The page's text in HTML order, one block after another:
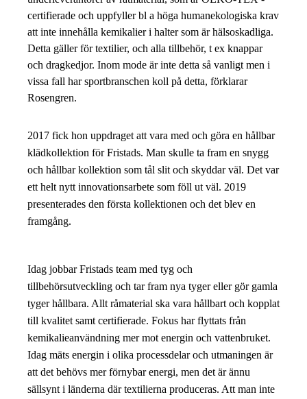
certifierade och uppfyller bl a höga humanekologiska krav
att inte innehålla kemikalier i halter som är hälsoskadliga.
Detta gäller för textilier, och alla tillbehör, t ex knappar
och dragkedjor. Inom mode är inte detta så vanligt men i
vissa fall har sportbranschen koll på detta, förklarar
Rosengren.
2017 fick hon uppdraget att vara med och göra en hållbar
klädkollektion för Fristads. Man skulle ta fram en snygg
och hållbar kollektion som tål slit och skyddar väl. Det var
ett helt nytt innovationsarbete som föll ut väl. 2019
presenterades den första kollektionen och det blev en
framgång.
Idag jobbar Fristads team med tyg och
tillbehörsutveckling och tar fram nya tyger eller gör gamla
tyger hållbara. Allt råmaterial ska vara hållbart och kopplat
till kvalitet samt certifierade. Fokus har flyttats från
kemikalieanvändning mer mot energin och vattenbruket.
Idag mäts energin i olika processdelar och utmaningen är
att det behövs mer förnybar energi, men det är ännu
sällsynt i länderna där textilierna produceras. Att man inte